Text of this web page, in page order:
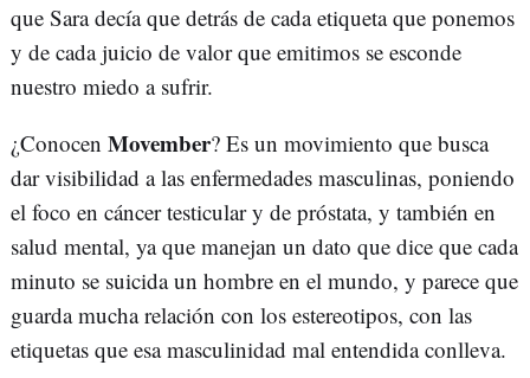
que Sara decía que detrás de cada etiqueta que ponemos
y de cada juicio de valor que emitimos se esconde
nuestro miedo a sufrir.
¿Conocen Movember? Es un movimiento que busca
dar visibilidad a las enfermedades masculinas, poniendo
el foco en cáncer testicular y de próstata, y también en
salud mental, ya que manejan un dato que dice que cada
minuto se suicida un hombre en el mundo, y parece que
guarda mucha relación con los estereotipos, con las
etiquetas que esa masculinidad mal entendida conlleva.